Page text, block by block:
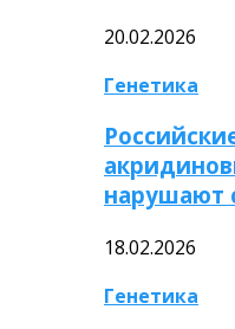
20.02.2026
Генетика
нарушают
18.02.2026
Генетика